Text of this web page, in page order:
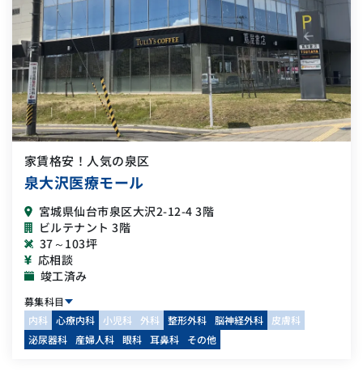
家賃格安！人気の泉区
泉大沢医療モール
宮城県仙台市泉区大沢2-12-4 3階
ビルテナント 3階
37～103坪
応相談
竣工済み
募集科目
内科
心療内科 小児科 外科 整形外科 脳神経外科
皮膚科
泌尿器科
産婦人科 眼科 耳鼻科 その他